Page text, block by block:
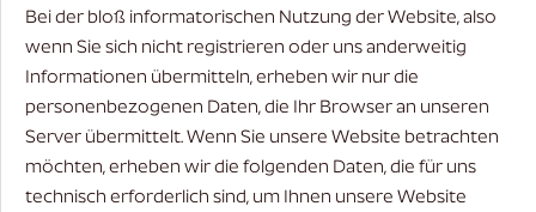
Bei der bloß informatorischen Nutzung der Website, also
wenn Sie sich nicht registrieren oder uns anderweitig
Informationen übermitteln, erheben wir nur die
personenbezogenen Daten, die Ihr Browser an unseren
Server übermittelt. Wenn Sie unsere Website betrachten
möchten, erheben wir die folgenden Daten, die für uns
technisch erforderlich sind, um Ihnen unsere Website